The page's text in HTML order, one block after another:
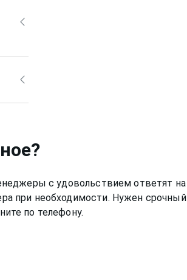
?
с удовольствием ответят
при необходимости. Нужен
по телефону.